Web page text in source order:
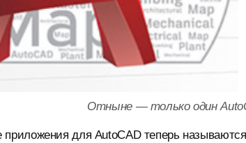
Отныне — только один
для AutoCAD теперь